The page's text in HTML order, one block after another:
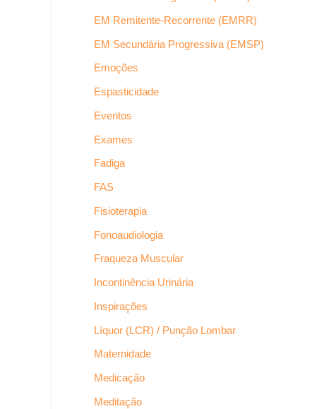
EM Remitente-Recorrente (EMRR)
EM Secundária Progressiva (EMSP)
Emoções
Espasticidade
Eventos
Exames
Fadiga
FAS
Fisioterapia
Fonoaudiologia
Fraqueza Muscular
Incontinência Urinária
Inspirações
Líquor (LCR) / Punção Lombar
Maternidade
Medicação
Meditação